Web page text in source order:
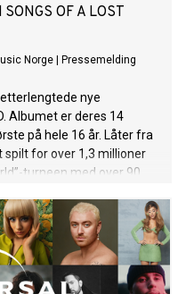
OF A LOST
Norge Pressemelding
nye
Albumet er deres 14
på hele 16 år. Låter fra
for over 1,3 millioner
turneen med over 90
i London. Det hele vil blir
kanal - Show Of A Lost
OF A LOST WORLD ble
Alle låter er skrevet og
samt mikset av